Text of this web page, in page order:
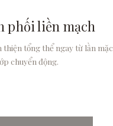
phối liền mạch
thiện tổng thể ngay từ lần
chuyển động.